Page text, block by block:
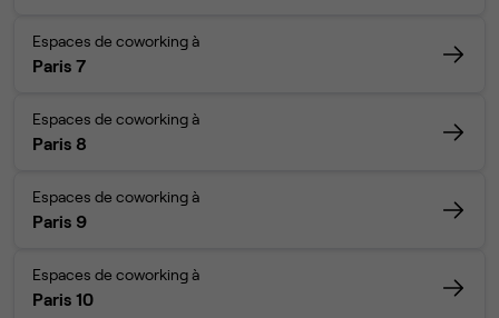
Espaces de coworking à
Paris 7
Espaces de coworking à
Paris 8
Espaces de coworking à
Paris 9
Espaces de coworking à
Paris 10